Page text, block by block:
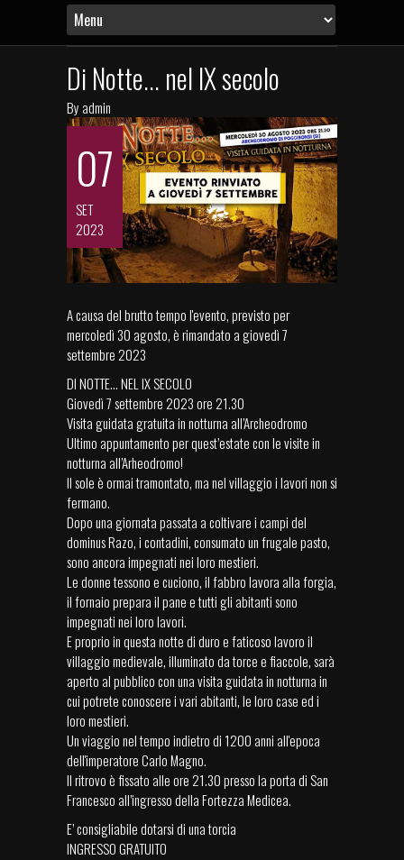
Di Notte... nel IX secolo
By admin
07
SET
2023
A causa del brutto tempo l'evento, previsto per
mercoledì 30 agosto, è rimandato a giovedì 7
settembre 2023
DI NOTTE… NEL IX SECOLO
Giovedì 7 settembre 2023 ore 21.30
Visita guidata gratuita in notturna all’Archeodromo
Ultimo appuntamento per quest’estate con le visite in
notturna all’Arheodromo!
Il sole è ormai tramontato, ma nel villaggio i lavori non si
fermano.
Dopo una giornata passata a coltivare i campi del
dominus Razo, i contadini, consumato un frugale pasto,
sono ancora impegnati nei loro mestieri.
Le donne tessono e cuciono, il fabbro lavora alla forgia,
il fornaio prepara il pane e tutti gli abitanti sono
impegnati nei loro lavori.
E proprio in questa notte di duro e faticoso lavoro il
villaggio medievale, illuminato da torce e fiaccole, sarà
aperto al pubblico con una visita guidata in notturna in
cui potrete conoscere i vari abitanti, le loro case ed i
loro mestieri.
Un viaggio nel tempo indietro di 1200 anni all'epoca
dell'imperatore Carlo Magno.
Il ritrovo è fissato alle ore 21.30 presso la porta di San
Francesco all’ingresso della Fortezza Medicea.
E’ consigliabile dotarsi di una torcia
INGRESSO GRATUITO